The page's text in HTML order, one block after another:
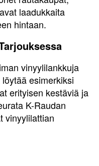
laadukkaita
hintaan.
vinyylilankkuja
esimerkiksi
erityisen kestäviä ja
K-Raudan
vinyylilattian